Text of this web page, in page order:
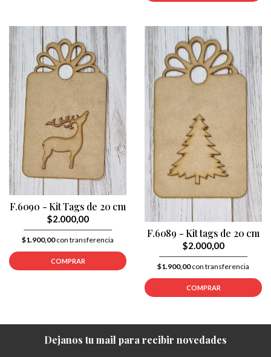
F.6090 - Kit Tags de 20 cm
$2.000,00
$1.900,00con transferencia
COMPRAR
F.6089 - Kit tags de 20 cm
$2.000,00
$1.900,00con transferencia
COMPRAR
Dejanos tu mail para recibir novedades